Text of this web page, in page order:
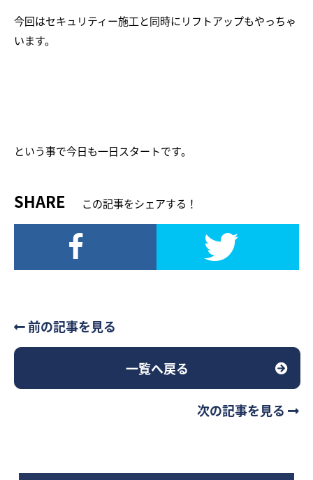
今回はセキュリティー施工と同時にリフトアップもやっちゃ
います。
という事で今日も一日スタートです。
SHARE この記事をシェアする！
前の記事を見る
一覧へ戻る
次の記事を見る